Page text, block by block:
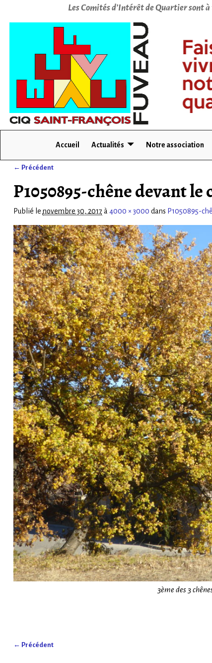
Les Comités d’Intérêt de Quartier sont
Accueil Actualités Notre association
← Précédent
P1050895-chêne devant
Publié le novembre 30, 2017 à 4000 × 3000 dans P1050895-
3ème des 3
← Précédent